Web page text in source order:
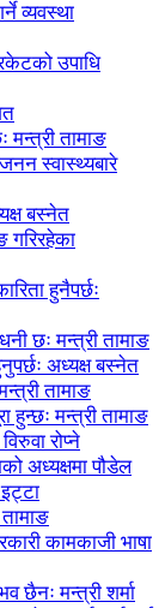
व्यवस्था
उपाधि
मन्त्री तामाङ
स्वास्थ्यबारे
बस्नेत
गरिरहेका
हुनैपर्छः
छः मन्त्री तामाङ
अध्यक्ष बस्नेत
तामाङ
हुन्छः मन्त्री तामाङ
रोप्ने
अध्यक्षमा पौडेल
कामकाजी भाषा
छैनः मन्त्री शर्मा